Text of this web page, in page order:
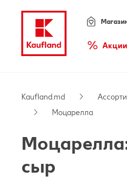
МенюАкции
Kaufland.md
Моцарелла
сыр